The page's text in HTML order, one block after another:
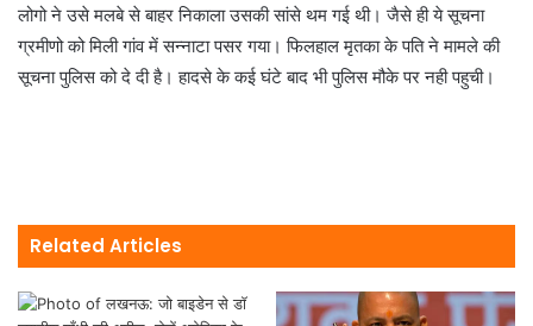
लोगो ने उसे मलबे से बाहर निकाला उसकी सांसे थम गई थी। जैसे ही ये सूचना
ग्रमीणो को मिली गांव में सन्नाटा पसर गया। फिलहाल मृतका के पति ने मामले की
सूचना पुलिस को दे दी है। हादसे के कई घंटे बाद भी पुलिस मौके पर नही पहुची।
Related Articles